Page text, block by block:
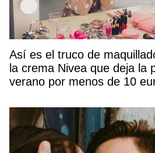
Así es el truco de
la crema Nivea que deja la
verano por menos de 10